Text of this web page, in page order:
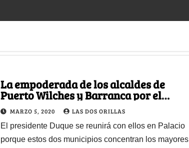
La empoderada de los alcaldes de
Puerto Wilches y Barranca por el
fracking
MARZO 5, 2020 LAS DOS ORILLAS
El presidente Duque se reunirá con ellos en Palacio
porque estos dos municipios concentran los mayores